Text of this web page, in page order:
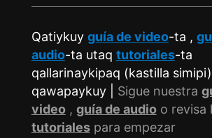
Qatiykuy guía de video-ta ,
audio-ta utaq tutoriales-ta
qallarinaykipaq (kastilla simipi)
qawapaykuy | Sigue nuestra
video, guía de audioo revisa
tutorialespara empezar